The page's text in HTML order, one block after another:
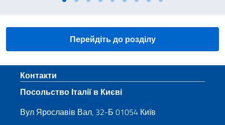
Перейдіть до розділу
Sezione footer
Контакти
Посольство Італії в Києві
Вул Ярославів Вал, 32-Б 01054 Київ